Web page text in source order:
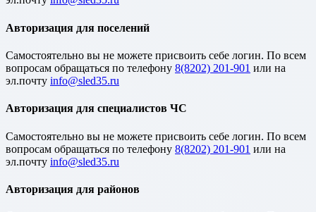
Авторизация для поселений
Cамостоятельно вы не можете присвоить себе логин. По всем
вопросам обращаться по телефону 8(8202) 201-901 или на
эл.почту
Авторизация для специалистов ЧС
Cамостоятельно вы не можете присвоить себе логин. По всем
вопросам обращаться по телефону 8(8202) 201-901 или на
эл.почту
Авторизация для районов